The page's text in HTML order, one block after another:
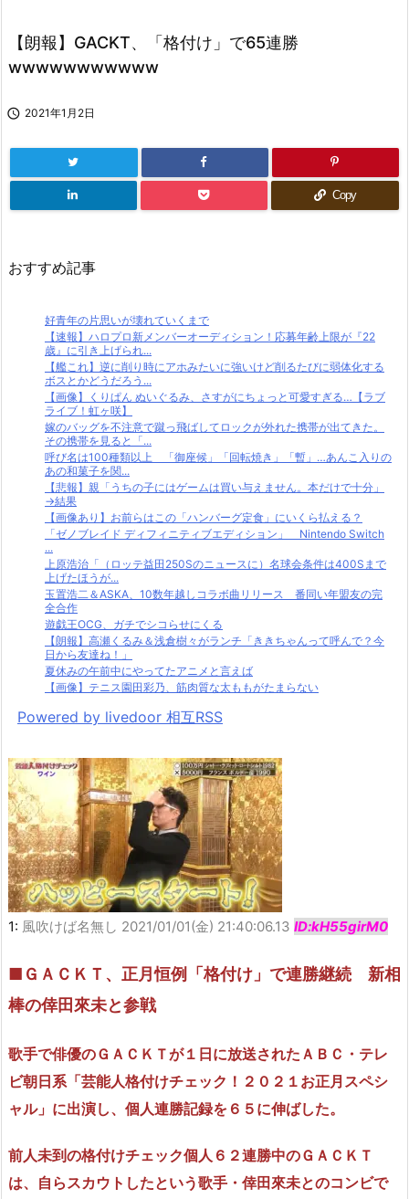
【朗報】GACKT、「格付け」で65連勝
wwwwwwwwwww
 2021年1月2日
Copy
おすすめ記事
好青年の片思いが壊れていくまで
【速報】ハロプロ新メンバーオーディション！応募年齢上限が『22
歳』に引き上げられ...
【艦これ】逆に削り時にアホみたいに強いけど削るたびに弱体化する
ボスとかどうだろう...
【画像】くりぱん ぬいぐるみ、さすがにちょっと可愛すぎる…【ラブ
ライブ！虹ヶ咲】
嫁のバッグを不注意で蹴っ飛ばしてロックが外れた携帯が出てきた。
その携帯を見ると「...
呼び名は100種類以上 「御座候」「回転焼き」「暫」…あんこ入りの
あの和菓子を関...
【悲報】親「うちの子にはゲームは買い与えません。本だけで十分」
→結果
【画像あり】お前らはこの「ハンバーグ定食」にいくら払える？
「ゼノブレイド ディフィニティブエディション」 Nintendo Switch
...
上原浩治「（ロッテ益田250Sのニュースに）名球会条件は400Sまで
上げたほうが...
玉置浩二＆ASKA、10数年越しコラボ曲リリース 番同い年盟友の完
全合作
遊戯王OCG、ガチでシコらせにくる
【朗報】高瀬くるみ＆浅倉樹々がランチ「ききちゃんって呼んで？今
日から友達ね！」
夏休みの午前中にやってたアニメと言えば
【画像】テニス園田彩乃、筋肉質な太ももがたまらない
Powered by livedoor 相互RSS
1: 風吹けば名無し 2021/01/01(金) 21:40:06.13 ID:kH55girM0
■ＧＡＣＫＴ、正月恒例「格付け」で連勝継続 新相
棒の倖田來未と参戦
歌手で俳優のＧＡＣＫＴが１日に放送されたＡＢＣ・テレ
ビ朝日系「芸能人格付けチェック！２０２１お正月スペシ
ャル」に出演し、個人連勝記録を６５に伸ばした。
前人未到の格付けチェック個人６２連勝中のＧＡＣＫＴ
は、自らスカウトしたという歌手・倖田來未とのコンビで